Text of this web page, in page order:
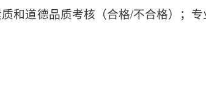
和道德品质考核（合格/不合格）；